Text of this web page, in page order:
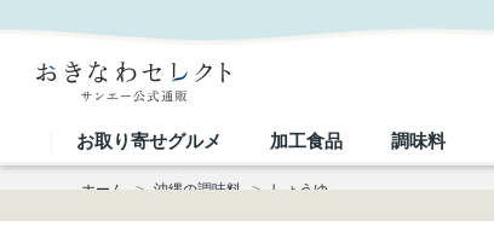
お取り寄せグルメ 加工食品 調味料
ホーム > 沖縄の調味料 > しょうゆ